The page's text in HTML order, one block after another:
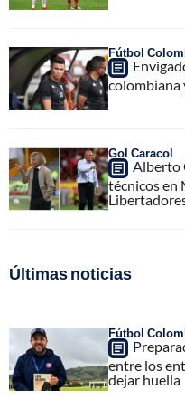
Fútbol
colombiana
Gol Caracol
Alberto
técnicos en
Últimas noticias
Fútbol
entre los
dejar huella